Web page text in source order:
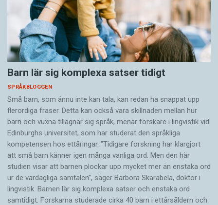
Barn lär sig komplexa satser tidigt
SPRÅKBLOGGEN
Små barn, som ännu inte kan tala, kan redan ha snappat upp
flerordiga fraser. Detta kan också vara skillnaden mellan hur
barn och vuxna tillägnar sig språk, menar forskare i lingvistik vid
Edinburghs universitet, som har studerat den språkliga
kompetensen hos ettåringar. ”Tidigare forskning har klargjort
att små barn känner igen många vanliga ord. Men den här
studien visar att barnen plockar upp mycket mer än enstaka ord
ur de vardagliga samtalen”, säger Barbora Skarabela, doktor i
lingvistik. Barnen lär sig komplexa satser och enstaka ord
samtidigt. Forskarna studerade cirka 40 barn i ettårsåldern och